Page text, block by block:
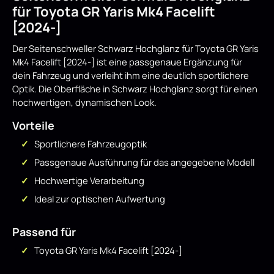
für Toyota GR Yaris Mk4 Facelift
[2024-]
Der Seitenschweller Schwarz Hochglanz für Toyota GR Yaris
Mk4 Facelift [2024-] ist eine passgenaue Ergänzung für
dein Fahrzeug und verleiht ihm eine deutlich sportlichere
Optik. Die Oberfläche in Schwarz Hochglanz sorgt für einen
hochwertigen, dynamischen Look.
Vorteile
Sportlichere Fahrzeugoptik
Passgenaue Ausführung für das angegebene Modell
Hochwertige Verarbeitung
Ideal zur optischen Aufwertung
Passend für
Toyota GR Yaris Mk4 Facelift [2024-]